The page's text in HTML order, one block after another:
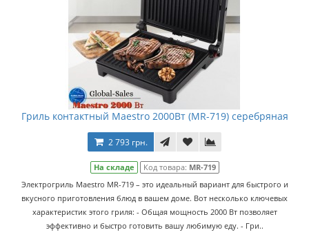
Гриль контактный Maestro 2000Вт (MR-719) серебряная
2 793 грн.
На складе Код товара: MR-719
Электрогриль Maestro MR-719 – это идеальный вариант для быстрого и
вкусного приготовления блюд в вашем доме. Вот несколько ключевых
характеристик этого гриля: - Общая мощность 2000 Вт позволяет
эффективно и быстро готовить вашу любимую еду. - Гри..